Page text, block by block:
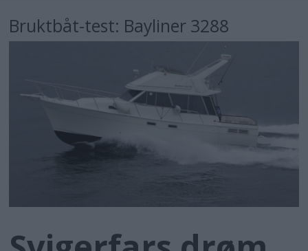
Video
Logg inn
Bruktbåt-test: Bayliner 3288